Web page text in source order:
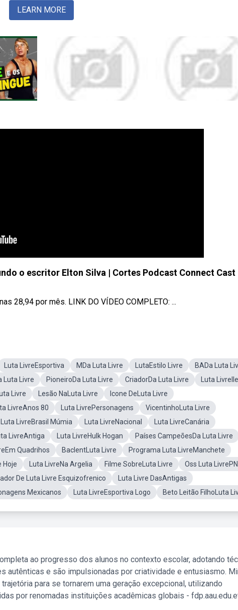
LEARN MORE
o escritor Elton Silva | Cortes Podcast Connect Cast
28,94 por mês. LINK DO VÍDEO COMPLETO: ...
Luta LivreEsportiva MDa Luta Livre LutaEstilo Livre
BADa Luta
Luta Livre PioneiroDa Luta Livre CriadorDa Luta Livre
Luta
Livre Lesão NaLuta Livre
Icone DeLuta Livre
LivreAnos 80 Luta LivrePersonagens
VicentinhoLuta Livre
Luta LivreBrasil Múmia Luta LivreNacional
Luta LivreCanária
LivreAntiga Luta LivreHulk Hogan
Países CampeõesDa Luta Livre
Quadrihos BaclentLuta Livre
Programa Luta LivreManchete
Hoje Luta LivreNa Argelia Filme SobreLuta Livre
Oss Luta
De Luta Livre Esquizofrenico
Luta Livre DasAntigas
Mexicanos Luta LivreEsportiva Logo Beto Leitão FilhoLuta
ao progresso dos alunos no contexto escolar, adotando
autênticas e são impulsionadas por criatividade e entusiasmo.
para se tornarem uma geração excepcional, utilizando
por renomadas instituições acadêmicas globais -